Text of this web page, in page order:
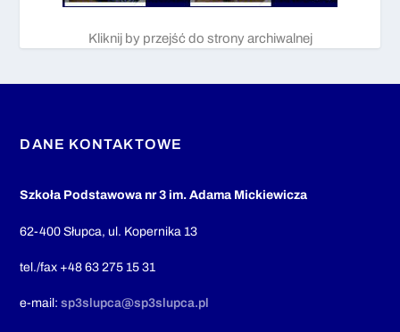
Kliknij by przejść do strony archiwalnej
DANE KONTAKTOWE
Szkoła Podstawowa nr 3 im. Adama Mickiewicza
62-400 Słupca, ul. Kopernika 13
tel./fax +48 63 275 15 31
e-mail:sp3slupca@sp3slupca.pl